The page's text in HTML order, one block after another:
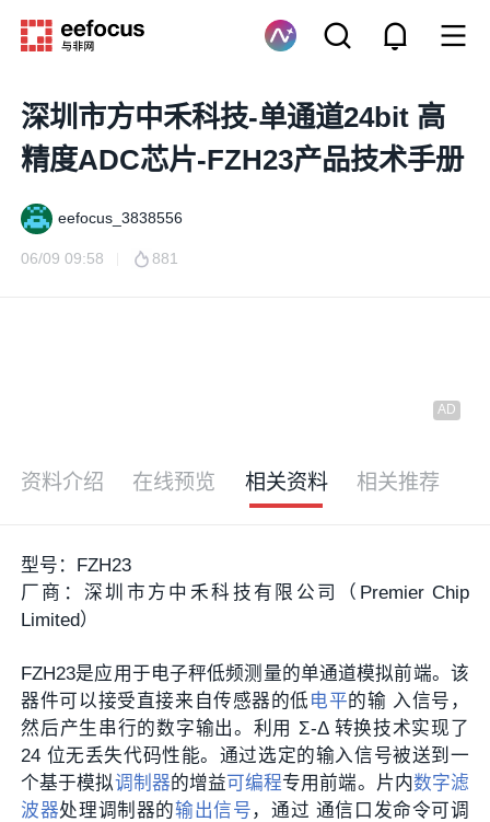
深圳市方中禾科技-单通道24bit 高
精度ADC芯片-FZH23产品技术手册
eefocus_3838556
06/09 09:58 881
资料介绍 在线预览 相关资料 相关推荐
型号： FZH23
厂商：深圳市方中禾科技有限公司（Premier Chip
Limited）
FZH23是应用于电子秤低频测量的单通道模拟前端。该
器件可以接受直接来自传感器的低 电平的输 入信号，
然后产生串行的数字输出。利用 Σ-Δ 转换技术实现了
24 位无丢失代码性能。通过选定的输入信号被送到一
个基于模拟调制器的增益可编程专用前端。片内数字滤
波器处理调制器的输出信号 ，通过 通信口发命令可调